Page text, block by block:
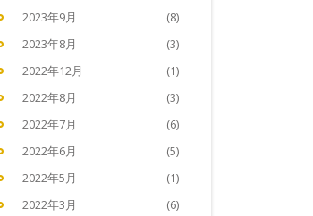
2023年9月
(8)
2023年8月
(3)
2022年12月
(1)
2022年8月
(3)
2022年7月
(6)
2022年6月
(5)
2022年5月
(1)
2022年3月
(6)